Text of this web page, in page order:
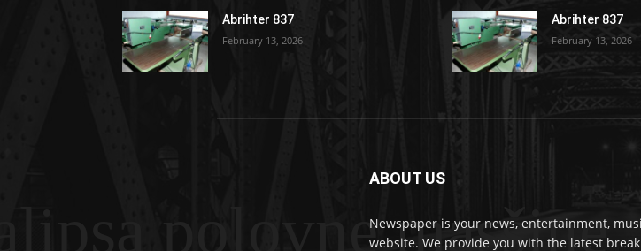
Abrihter 837
February 13, 2026
Abrihter 837
February 13, 2026
polovne masšine
ABOUT US
Newspaper is your news, entertainment,
website. We provide you with the latest